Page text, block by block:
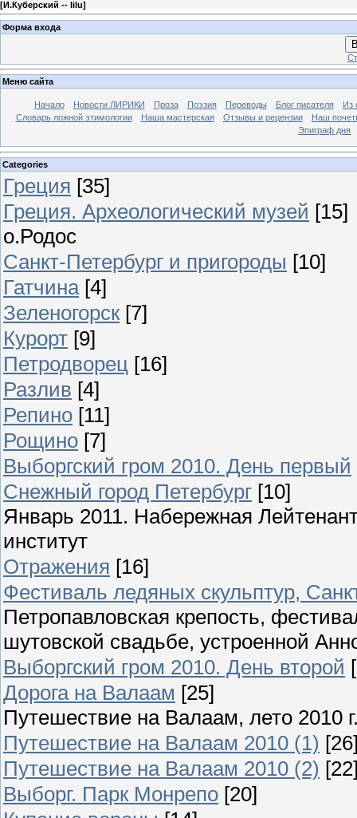
[И.Куберский -- lilu]
Форма входа
Меню сайта
Начало Новости ЛИРИКИ Проза Поэзия Переводы Блог писателя
Из
Словарь ложной этимологии
Наша мастерская Отзывы и рецензии
Наш
Эпиграф дня
Categories
Греция [35]
Греция. Археологический музей [15]
о.Родос
Санкт-Петербург и пригороды [10]
Гатчина [4]
Зеленогорск [7]
Курорт [9]
Петродворец [16]
Разлив [4]
Репино [11]
Рощино [7]
Выборгский гром 2010. День первый
Снежный город Петербург [10]
Январь 2011. Набережная
институт
Отражения [16]
Фестиваль ледяных скульптур,
Петропавловская крепость,
шутовской свадьбе, устроенной
Выборгский гром 2010. День второй
Дорога на Валаам [25]
Путешествие на Валаам, лето 2010
Путешествие на Валаам 2010 (1)
Путешествие на Валаам 2010 (2)
Выборг. Парк Монрепо [20]